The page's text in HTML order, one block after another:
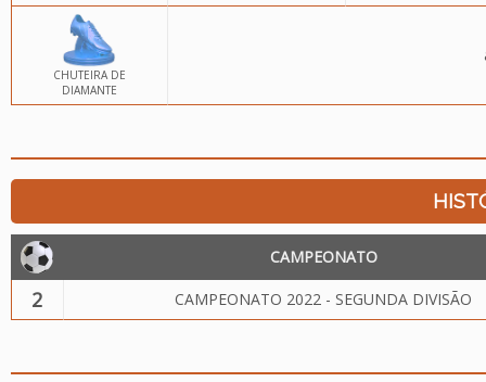
CHUTEIRA DE
DIAMANTE
CAMPEONATO
2 CAMPEONATO 2022 - SEGUNDA DIVISÃO